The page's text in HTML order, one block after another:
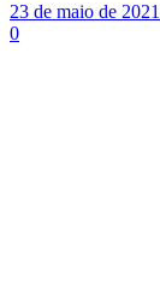
23 de maio de 2021
0